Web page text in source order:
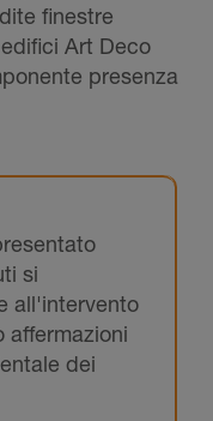
finestre
Art Deco
presenza
si
all'intervento
affermazioni
dei